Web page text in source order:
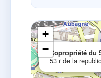
Copropriété du
53 r de la
+
−